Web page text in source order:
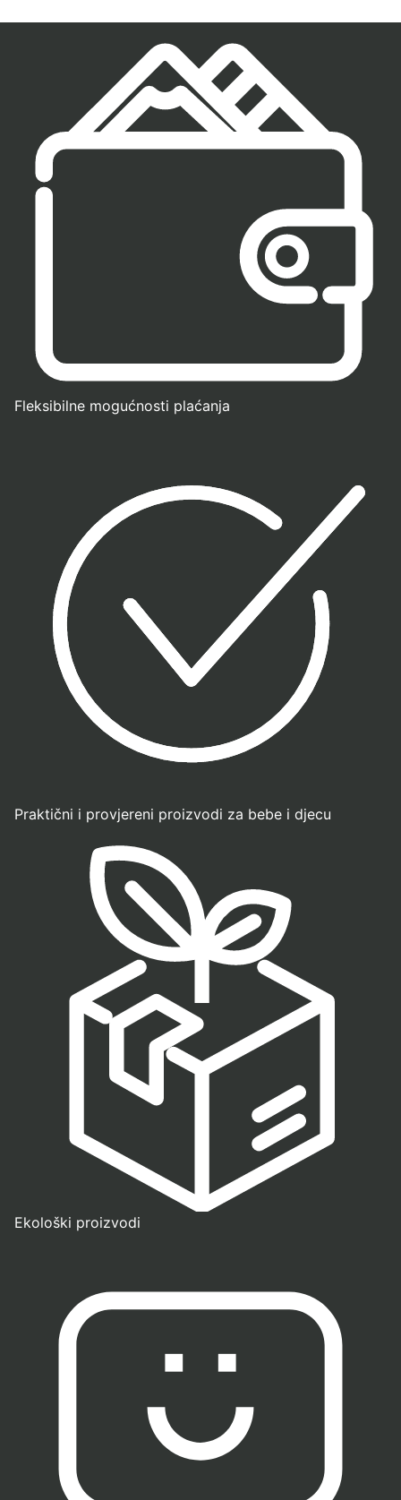
Fleksibilne mogućnosti plaćanja
Praktični i provjereni proizvodi za bebe i djecu
Ekološki proizvodi